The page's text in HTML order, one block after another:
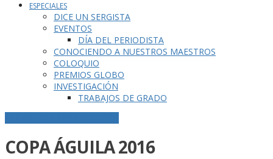
ESPECIALES
DICE UN SERGISTA
EVENTOS
DÍA DEL PERIODISTA
CONOCIENDO A NUESTROS MAESTROS
COLOQUIO
PREMIOS GLOBO
INVESTIGACIÓN
TRABAJOS DE GRADO
COPA ÁGUILA 2016